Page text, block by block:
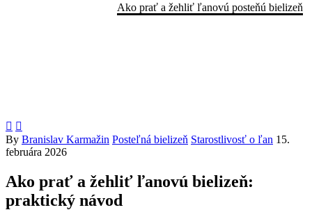
Ako prať a žehliť ľanovú posteňú bielizeň
 
By Branislav Karmažin Posteľná bielizeň Starostlivosť o ľan 15.
februára 2026
Ako prať a žehliť ľanovú bielizeň:
praktický návod